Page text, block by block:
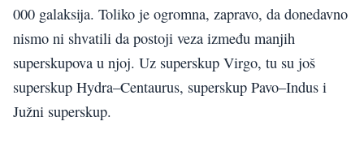
000 galaksija. Toliko je ogromna, zapravo, da donedavno
nismo ni shvatili da postoji veza između manjih
superskupova u njoj. Uz superskup Virgo, tu su još
superskup Hydra–Centaurus, superskup Pavo–Indus i
Južni superskup.